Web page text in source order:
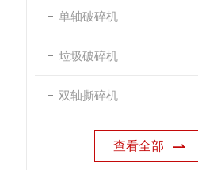
单轴破碎机
垃圾破碎机
双轴撕碎机
查看全部